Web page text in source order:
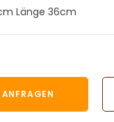
Länge 36cm